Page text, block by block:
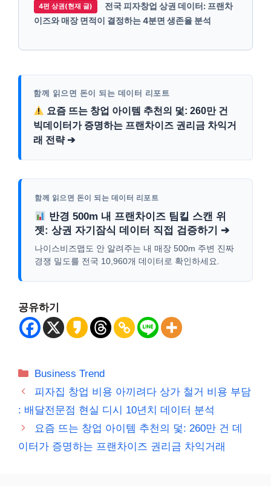
4편 상권(현재 글)
전국 피자창업 상권 데이터: 프랜차
이즈와 매장 면적이 결정하는 4분면 생존율 분석
함께 읽으면 돈이 되는 데이터 리포트
요즘 뜨는 창업 아이템 추천의 덫: 260만 건
빅데이터가 증명하는 프랜차이즈 권리금 차익거
래 전략 ➔
함께 읽으면 돈이 되는 데이터 리포트
반경 500m 내 프랜차이즈 팀킬 스캔 위
젯: 상권 자기잠식 데이터 직접 검증하기 ➔
나이스비즈맵도 안 알려주는 내 매장 500m 주변 진짜
경쟁 밀도를 전국 10,960개 데이터로 확인하세요.
공유하기
카
테
리
Business Trend
피자집 창업 비용 아끼려다 상가 철거 비용 부담
: 배달전문점 현실 디시 10년치 데이터 분석
요즘 뜨는 창업 아이템 추천의 덫: 260만 건 데
이터가 증명하는 프랜차이즈 권리금 차익거래